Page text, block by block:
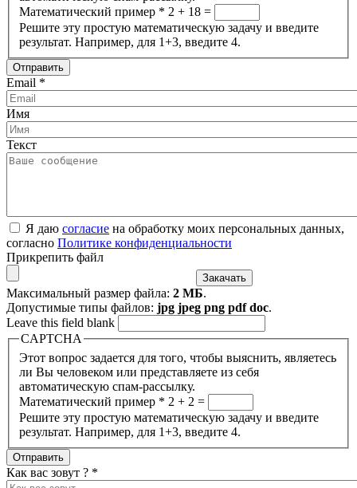
Математический пример * 2 + 18 =
Решите эту простую математическую задачу и введите
результат. Например, для 1+3, введите 4.
Email *
Имя
Текст
Я даю согласие на обработку моих персональных данных,
согласно Политике конфиденциальности
Прикрепить файл
Максимальный размер файла: 2 МБ.
Допустимые типы файлов: jpg jpeg png pdf doc.
Leave this field blank
CAPTCHA
Этот вопрос задается для того, чтобы выяснить, являетесь
ли Вы человеком или представляете из себя
автоматическую спам-рассылку.
Математический пример * 2 + 2 =
Решите эту простую математическую задачу и введите
результат. Например, для 1+3, введите 4.
Как вас зовут ? *